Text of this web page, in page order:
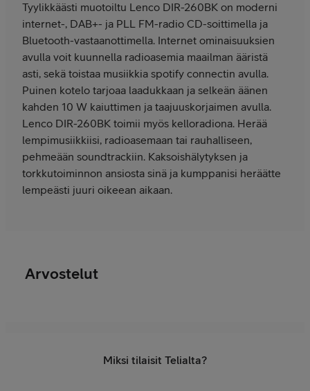
Tyylikkäästi muotoiltu Lenco DIR-260BK on moderni
internet-, DAB+- ja PLL FM-radio CD-soittimella ja
Bluetooth-vastaanottimella. Internet ominaisuuksien
avulla voit kuunnella radioasemia maailman ääristä
asti, sekä toistaa musiikkia spotify connectin avulla.
Puinen kotelo tarjoaa laadukkaan ja selkeän äänen
kahden 10 W kaiuttimen ja taajuuskorjaimen avulla.
Lenco DIR-260BK toimii myös kelloradiona. Herää
lempimusiikkiisi, radioasemaan tai rauhalliseen,
pehmeään soundtrackiin. Kaksoishälytyksen ja
torkkutoiminnon ansiosta sinä ja kumppanisi heräätte
lempeästi juuri oikeean aikaan.
Arvostelut
Miksi tilaisit Telialta?